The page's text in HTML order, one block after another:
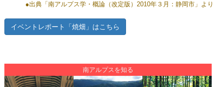
●出典「南アルプス学・概論（改定版）2010年３月：静岡市」より
イベントレポート「焼畑」はこちら
南アルプスを知る